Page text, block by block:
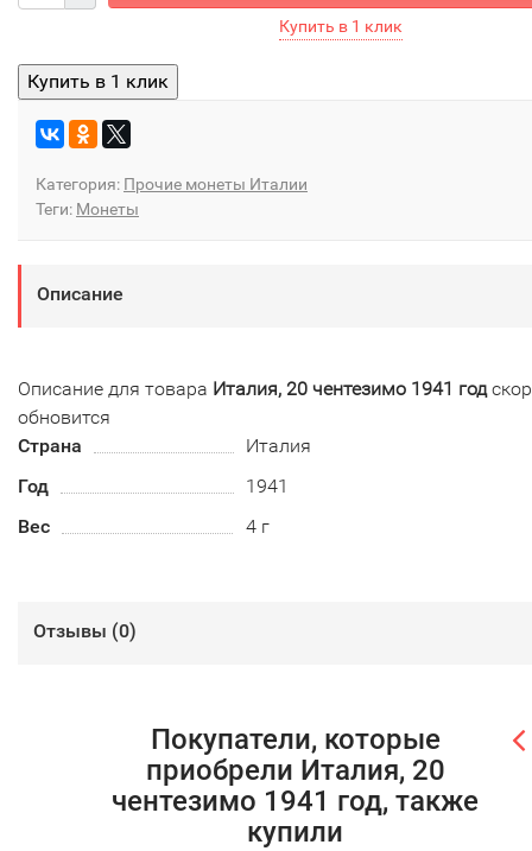
Категория: Прочие монеты Италии
Теги: Монеты
Описание
Описание для товара Италия, 20 чентезимо 1941 год
обновится
Страна
Италия
Год
1941
Вес
4 г
Отзывы (0)
Покупатели, которые
приобрели Италия, 20
чентезимо 1941 год, также
купили